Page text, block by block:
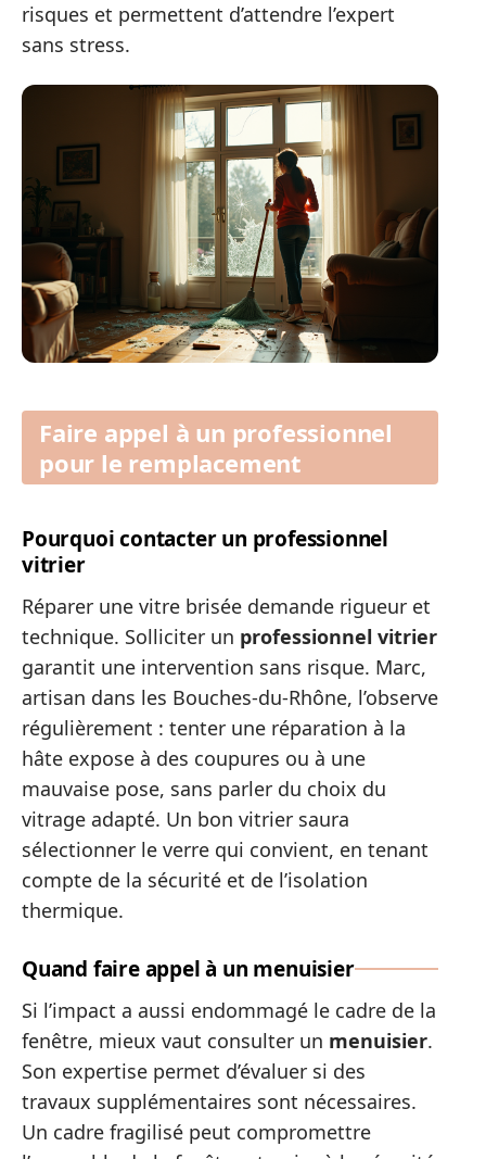
risques et permettent d’attendre l’expert
sans stress.
Faire appel à un professionnel
pour le remplacement
Pourquoi contacter un professionnel
vitrier
Réparer une vitre brisée demande rigueur et
technique. Solliciter un professionnel vitrier
garantit une intervention sans risque. Marc,
artisan dans les Bouches-du-Rhône, l’observe
régulièrement : tenter une réparation à la
hâte expose à des coupures ou à une
mauvaise pose, sans parler du choix du
vitrage adapté. Un bon vitrier saura
sélectionner le verre qui convient, en tenant
compte de la sécurité et de l’isolation
thermique.
Quand faire appel à un menuisier
Si l’impact a aussi endommagé le cadre de la
fenêtre, mieux vaut consulter un menuisier.
Son expertise permet d’évaluer si des
travaux supplémentaires sont nécessaires.
Un cadre fragilisé peut compromettre